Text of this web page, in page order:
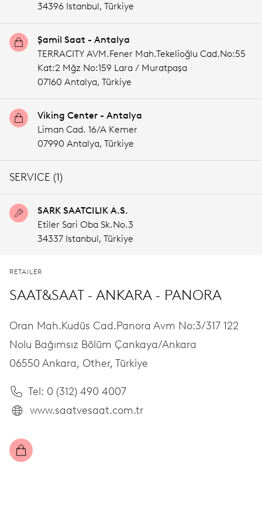
34396 Istanbul, Türkiye
Şamil Saat - Antalya
TERRACITY AVM.Fener Mah.Tekelioğlu Cad.No:55
Kat:2 Mğz No:159 Lara / Muratpaşa
07160 Antalya, Türkiye
Viking Center - Antalya
Liman Cad. 16/A Kemer
07990 Antalya, Türkiye
SERVICE (1)
SARK SAATCILIK A.S.
Etiler Sari Oba Sk.No.3
34337 Istanbul, Türkiye
RETAILER
SAAT&SAAT - ANKARA - PANORA
Oran Mah.Kudüs Cad.Panora Avm No:3/317 122
Nolu Bağımsız Bölüm Çankaya/Ankara
06550 Ankara, Other, Türkiye
Tel: 0 (312) 490 4007
www.saatvesaat.com.tr